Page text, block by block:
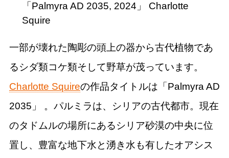
「Palmyra AD 2035, 2024」 Charlotte
Squire
一部が壊れた陶彫の頭上の器から古代植物であ
るシダ類コケ類そして野草が茂っています。
Charlotte Squireの作品タイトルは「Palmyra AD
2035」 。パルミラは、シリアの古代都市。現在
のタドムルの場所にあるシリア砂漠の中央に位
置し、豊富な地下水と湧き水も有したオアシス